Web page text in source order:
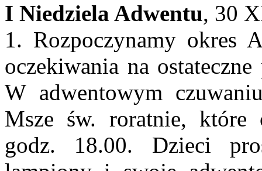
I Niedziela Adwentu, 30
1. Rozpoczynamy okres
oczekiwania na
W adwentowym
Msze św. roratnie, które
godz. 18.00. Dzieci